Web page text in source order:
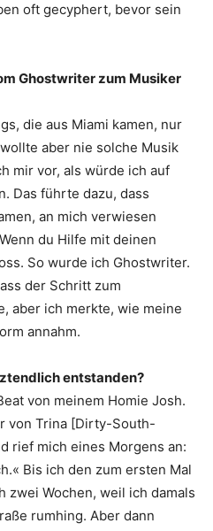
oft gecyphert, bevor sein
Ghostwriter zum Musiker
die aus Miami kamen, nur
aber nie solche Musik
mir vor, als würde ich auf
Das führte dazu, dass
an mich verwiesen
du Hilfe mit deinen
So wurde ich Ghostwriter.
der Schritt zum
aber ich merkte, wie meine
annahm.
­entstanden?
von meinem Homie Josh.
von Trina [Dirty-South-
rief mich eines Morgens an:
Bis ich den zum ersten Mal
zwei Wochen, weil ich damals
rumhing. Aber dann